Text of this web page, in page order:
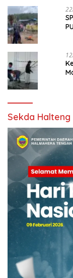
Sekda Halteng